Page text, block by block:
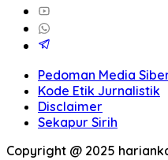
Pedoman Media
Kode Etik Jurnalistik
Disclaimer
Sekapur Sirih
Copyright @ 2025